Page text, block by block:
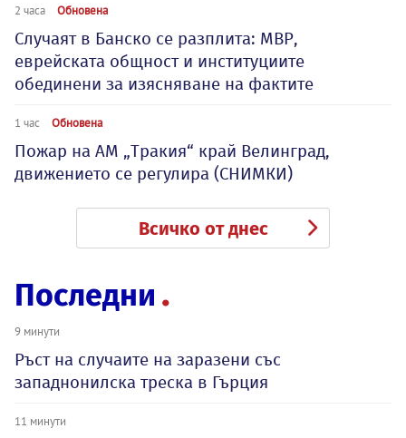
2 часа Обновена
Случаят в Банско се разплита: МВР,
еврейската общност и институциите
обединени за изясняване на фактите
1 час Обновена
Пожар на АМ „Тракия“ край Велинград,
движението се регулира (СНИМКИ)
Всичко от днес
Последни
9 минути
Ръст на случаите на заразени със
западнонилска треска в Гърция
11 минути